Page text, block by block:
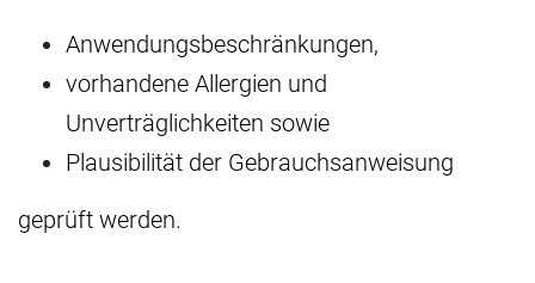
Anwendungsbeschränkungen,
vorhandene Allergien und
Unverträglichkeiten sowie
Plausibilität der Gebrauchsanweisung
geprüft werden.